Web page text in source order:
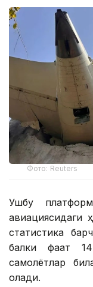
Фото: Reuters
Ушбу
авиациясидаги
статистика
балки фақат
самолётлар
олади.